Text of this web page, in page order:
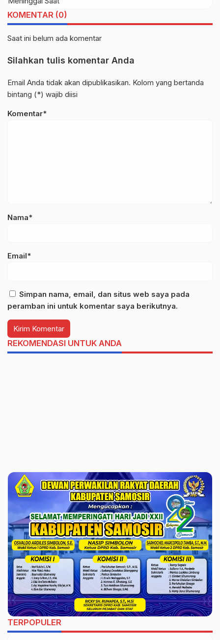
KOMENTAR (0)
Saat ini belum ada komentar
Silahkan tulis komentar Anda
Email Anda tidak akan dipublikasikan. Kolom yang bertanda
bintang (*) wajib diisi
Komentar*
Nama*
Email*
Simpan nama, email, dan situs web saya pada
peramban ini untuk komentar saya berikutnya.
REKOMENDASI UNTUK ANDA
TERPOPULER